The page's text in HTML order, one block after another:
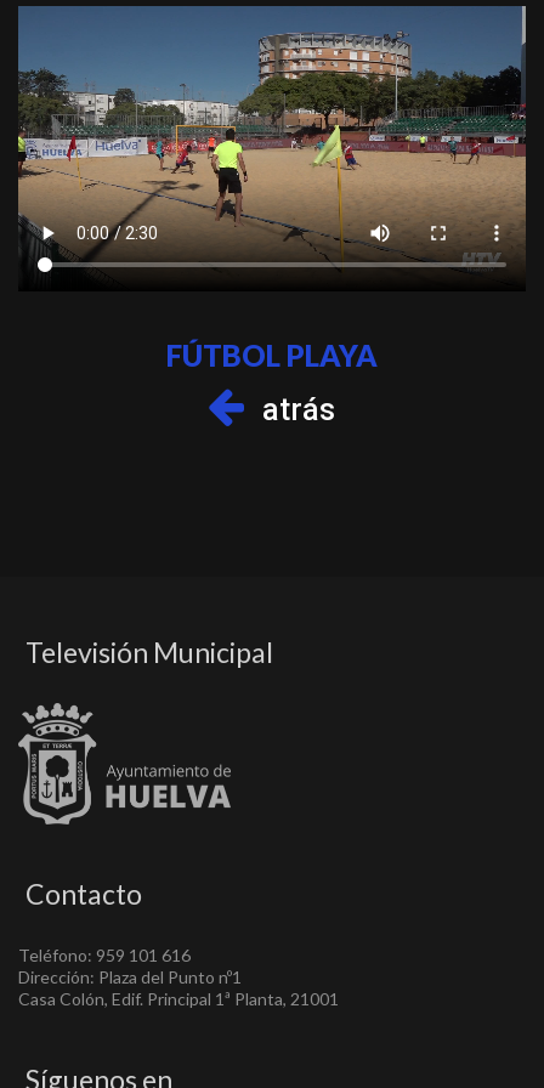
FÚTBOL PLAYA
atrás
Televisión Municipal
Contacto
Teléfono: 959 101 616
Dirección: Plaza del Punto nº1
Casa Colón, Edif. Principal 1ª Planta, 21001
Síguenos en